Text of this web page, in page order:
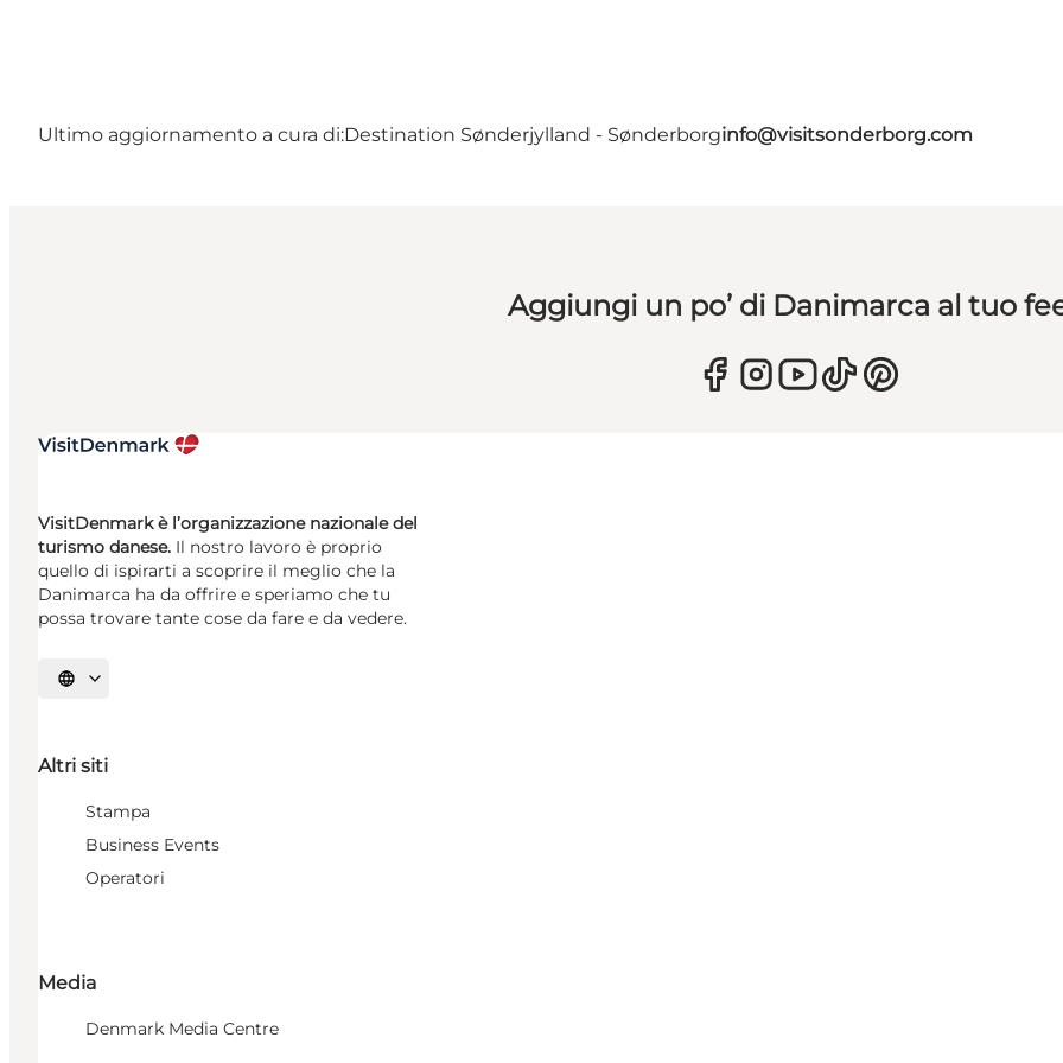
Ultimo aggiornamento a cura di:Destination Sønderjylland - Sønderborginfo@visitsonderborg.com
Aggiungi un po’ di Danimarca al tuo
VisitDenmark è l’organizzazione nazionale del
turismo danese. Il nostro lavoro è proprio
quello di ispirarti a scoprire il meglio che la
Danimarca ha da offrire e speriamo che tu
possa trovare tante cose da fare e da vedere.
Seleziona la lingua
Altri siti
Stampa
Business Events
Operatori
Media
Denmark Media Centre